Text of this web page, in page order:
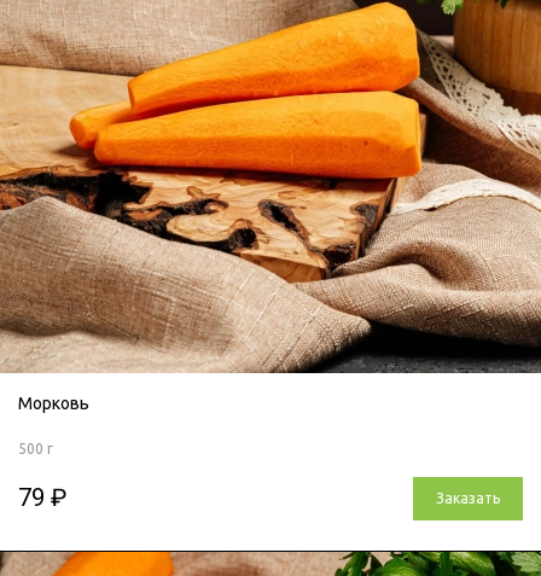
Морковь
500 г
79 ₽ Заказать